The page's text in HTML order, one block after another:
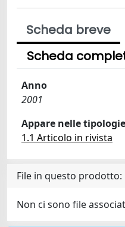
Scheda breve
Scheda
Anno
2001
Appare nelle
1.1 Articolo in rivista
File in questo prodotto:
Non ci sono file